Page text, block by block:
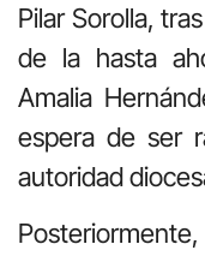
Pilar Sorolla,
de la hasta
Amalia
espera de ser
autoridad